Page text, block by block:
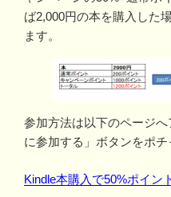
ば2,000円の本を購入した
ます。
参加方法は以下のページ
に参加する」ボタンをポチ
Kindle本購入で50%ポイン